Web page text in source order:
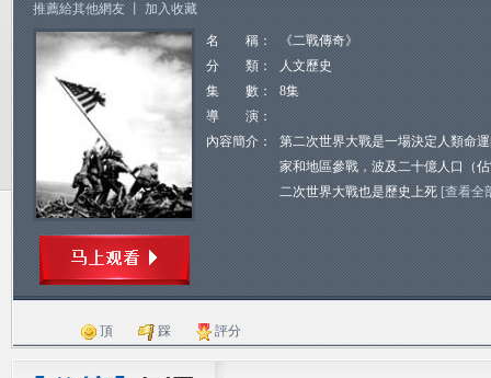
推薦給其他網友 加入收藏
名 稱：
《二戰傳奇》
分 類：
人文歷史
集 數：
8集
導 演：
內容簡介：
第二次世界大戰是一場決定人類命
家和地區參戰，波及二十億人口（
二次世界大戰也是歷史上死 [查看全
頂 踩 評分